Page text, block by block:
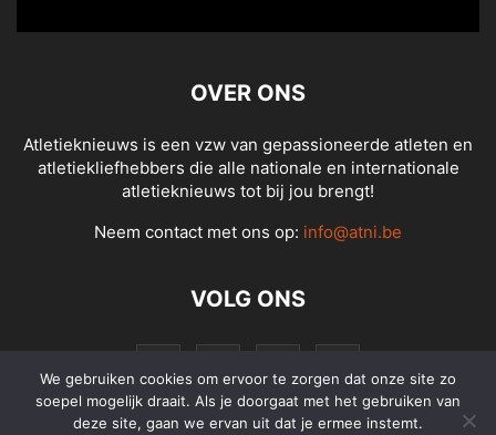
OVER ONS
Atletieknieuws is een vzw van gepassioneerde atleten en
atletiekliefhebbers die alle nationale en internationale
atletieknieuws tot bij jou brengt!
Neem contact met ons op: info@atni.be
VOLG ONS
We gebruiken cookies om ervoor te zorgen dat onze site zo
soepel mogelijk draait. Als je doorgaat met het gebruiken van
deze site, gaan we ervan uit dat je ermee instemt.